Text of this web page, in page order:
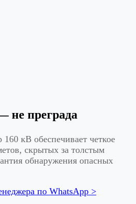
не преграда
кВ обеспечивает четкое
скрытых за толстым
обнаружения опасных
по WhatsApp >